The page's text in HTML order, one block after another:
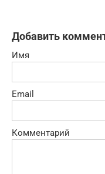
Добавить
Имя
Email
Комментарий